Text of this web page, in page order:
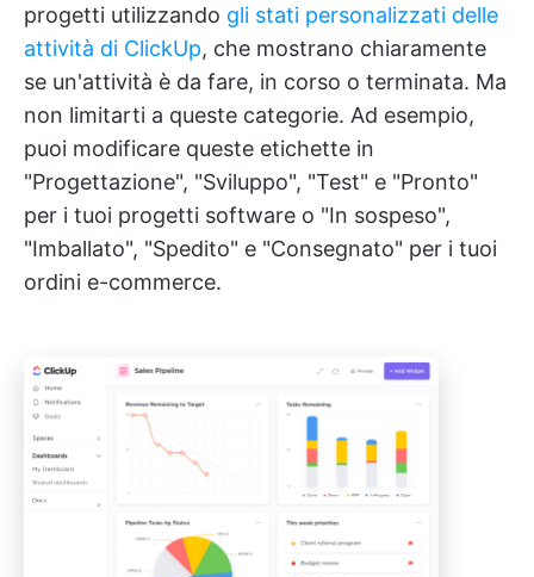
progetti utilizzando gli stati personalizzati delle
attività di ClickUp, che mostrano chiaramente
se un'attività è da fare, in corso o terminata. Ma
non limitarti a queste categorie. Ad esempio,
puoi modificare queste etichette in
"Progettazione", "Sviluppo", "Test" e "Pronto"
per i tuoi progetti software o "In sospeso",
"Imballato", "Spedito" e "Consegnato" per i tuoi
ordini e-commerce.